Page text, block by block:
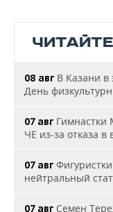
08 авг В Казани в
День
07 авг Гимнастки
ЧЕ из-за отказа в
07 авг
нейтральный
07 авг Семен